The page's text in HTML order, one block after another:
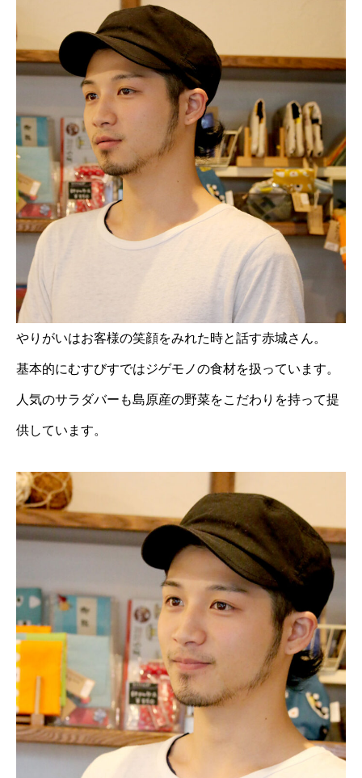
やりがいはお客様の笑顔をみれた時と話す赤城さん。
基本的にむすびすではジゲモノの食材を扱っています。
人気のサラダバーも島原産の野菜をこだわりを持って提
供しています。